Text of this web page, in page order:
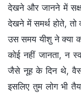
देखने और जानने में
देखने में समर्थ होते, तो
उस समय यीशु ने क्या
कोई नहीं जानता, न
जैसे नूह के दिन थे,
इसलिए तुम लोग भी